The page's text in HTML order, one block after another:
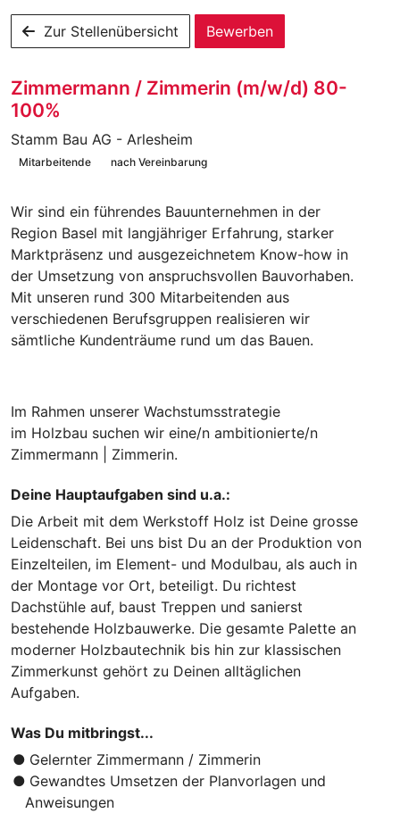
Zur Stellenübersicht Bewerben
Zimmermann / Zimmerin (m/w/d) 80-
100%
Stamm Bau AG - Arlesheim
Mitarbeitende nach Vereinbarung
Wir sind ein führendes Bauunternehmen in der
Region Basel mit langjähriger Erfahrung, starker
Marktpräsenz und ausgezeichnetem Know-how in
der Umsetzung von anspruchsvollen Bauvorhaben.
Mit unseren rund 300 Mitarbeitenden aus
verschiedenen Berufsgruppen realisieren wir
sämtliche Kundenträume rund um das Bauen.
Im Rahmen unserer Wachstumsstrategie
im Holzbau suchen wir eine/n ambitionierte/n
Zimmermann | Zimmerin.
Deine Hauptaufgaben sind u.a.:
Die Arbeit mit dem Werkstoff Holz ist Deine grosse
Leidenschaft. Bei uns bist Du an der Produktion von
Einzelteilen, im Element- und Modulbau, als auch in
der Montage vor Ort, beteiligt. Du richtest
Dachstühle auf, baust Treppen und sanierst
bestehende Holzbauwerke. Die gesamte Palette an
moderner Holzbautechnik bis hin zur klassischen
Zimmerkunst gehört zu Deinen alltäglichen
Aufgaben.
Was Du mitbringst...
Gelernter Zimmermann / Zimmerin
Gewandtes Umsetzen der Planvorlagen und
Anweisungen